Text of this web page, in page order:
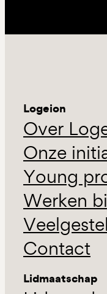
Logeion
Over
Onze
Young
Werken
Contact
Lidmaatschap